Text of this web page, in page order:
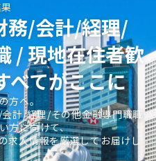
務/会計/経理/
/ 現地在住者歓
べてがここに
方へ。
計/経理/その他金融専門職職
方に向けて、
求人情報を厳選してお届けし